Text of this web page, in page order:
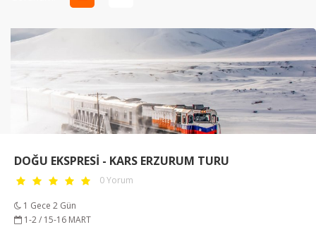
DOĞU EKSPRESİ - KARS ERZURUM TURU
0 Yorum
1 Gece 2 Gün
1-2 / 15-16 MART